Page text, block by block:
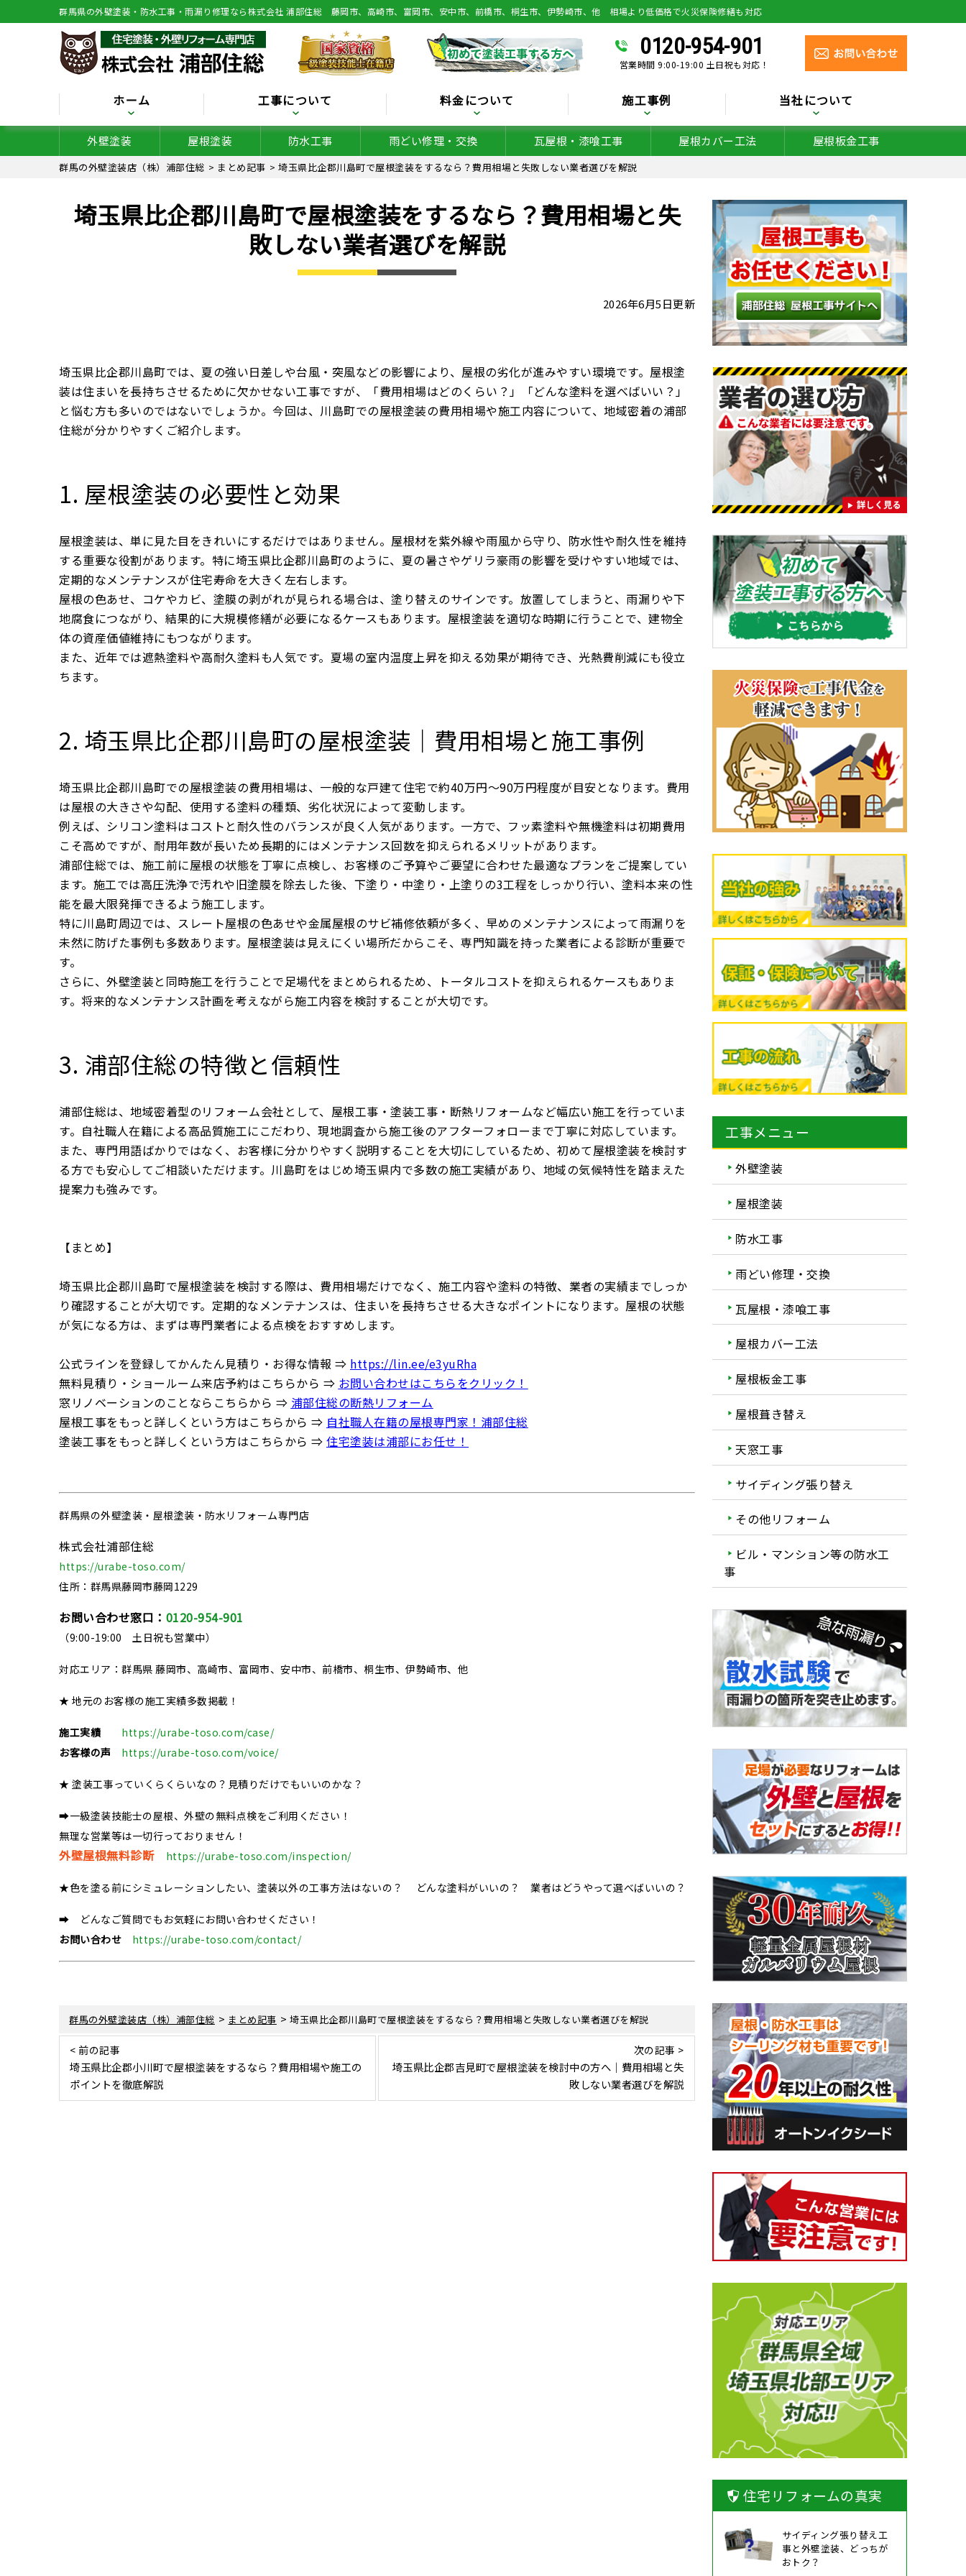
群馬県の外壁塗装・防水工事・雨漏り修理なら株式会社 浦部住総 藤岡市、高崎市、富岡市、安中市、前橋市、桐生市、伊勢崎市、他 相場より低価格で火災保険修繕も対応
0120-954-901
営業時間 9:00-19:00 土日祝も対応！
ホーム 工事について 料金について 施工事例 当社について
外壁塗装 屋根塗装 防水工事 雨どい修理・交換 瓦屋根・漆喰工事 屋根カバー工法 屋根板金工事
群馬の外壁塗装店（株）浦部住総 > まとめ記事 > 埼玉県比企郡川島町で屋根塗装をするなら？費用相場と失敗しない業者選びを解説
埼玉県比企郡川島町で屋根塗装をするなら？費用相場と失
敗しない業者選びを解説
2026年6月5日更新
埼玉県比企郡川島町では、夏の強い日差しや台風・突風などの影響により、屋根の劣化が進みやすい環境です。屋根塗
装は住まいを長持ちさせるために欠かせない工事ですが、「費用相場はどのくらい？」「どんな塗料を選べばいい？」
と悩む方も多いのではないでしょうか。今回は、川島町での屋根塗装の費用相場や施工内容について、地域密着の浦部
住総が分かりやすくご紹介します。
1. 屋根塗装の必要性と効果
屋根塗装は、単に見た目をきれいにするだけではありません。屋根材を紫外線や雨風から守り、防水性や耐久性を維持
する重要な役割があります。特に埼玉県比企郡川島町のように、夏の暑さやゲリラ豪雨の影響を受けやすい地域では、
定期的なメンテナンスが住宅寿命を大きく左右します。
屋根の色あせ、コケやカビ、塗膜の剥がれが見られる場合は、塗り替えのサインです。放置してしまうと、雨漏りや下
地腐食につながり、結果的に大規模修繕が必要になるケースもあります。屋根塗装を適切な時期に行うことで、建物全
体の資産価値維持にもつながります。
また、近年では遮熱塗料や高耐久塗料も人気です。夏場の室内温度上昇を抑える効果が期待でき、光熱費削減にも役立
ちます。
2. 埼玉県比企郡川島町の屋根塗装｜費用相場と施工事例
埼玉県比企郡川島町での屋根塗装の費用相場は、一般的な戸建て住宅で約40万円〜90万円程度が目安となります。費用
は屋根の大きさや勾配、使用する塗料の種類、劣化状況によって変動します。
例えば、シリコン塗料はコストと耐久性のバランスが良く人気があります。一方で、フッ素塗料や無機塗料は初期費用
こそ高めですが、耐用年数が長いため長期的にはメンテナンス回数を抑えられるメリットがあります。
浦部住総では、施工前に屋根の状態を丁寧に点検し、お客様のご予算やご要望に合わせた最適なプランをご提案してい
ます。施工では高圧洗浄で汚れや旧塗膜を除去した後、下塗り・中塗り・上塗りの3工程をしっかり行い、塗料本来の性
能を最大限発揮できるよう施工します。
特に川島町周辺では、スレート屋根の色あせや金属屋根のサビ補修依頼が多く、早めのメンテナンスによって雨漏りを
未然に防げた事例も多数あります。屋根塗装は見えにくい場所だからこそ、専門知識を持った業者による診断が重要で
す。
さらに、外壁塗装と同時施工を行うことで足場代をまとめられるため、トータルコストを抑えられるケースもありま
す。将来的なメンテナンス計画を考えながら施工内容を検討することが大切です。
3. 浦部住総の特徴と信頼性
浦部住総は、地域密着型のリフォーム会社として、屋根工事・塗装工事・断熱リフォームなど幅広い施工を行っていま
す。自社職人在籍による高品質施工にこだわり、現地調査から施工後のアフターフォローまで丁寧に対応しています。
また、専門用語ばかりではなく、お客様に分かりやすく説明することを大切にしているため、初めて屋根塗装を検討す
る方でも安心してご相談いただけます。川島町をはじめ埼玉県内で多数の施工実績があり、地域の気候特性を踏まえた
提案力も強みです。
【まとめ】
埼玉県比企郡川島町で屋根塗装を検討する際は、費用相場だけでなく、施工内容や塗料の特徴、業者の実績までしっか
り確認することが大切です。定期的なメンテナンスは、住まいを長持ちさせる大きなポイントになります。屋根の状態
が気になる方は、まずは専門業者による点検をおすすめします。
公式ラインを登録してかんたん見積り・お得な情報 ⇒ https://lin.ee/e3yuRha
無料見積り・ショールーム来店予約はこちらから ⇒ お問い合わせはこちらをクリック！
窓リノベーションのことならこちらから ⇒ 浦部住総の断熱リフォーム
屋根工事をもっと詳しくという方はこちらから ⇒ 自社職人在籍の屋根専門家！浦部住総
塗装工事をもっと詳しくという方はこちらから ⇒ 住宅塗装は浦部にお任せ！
群馬県の外壁塗装・屋根塗装・防水リフォーム専門店
株式会社浦部住総
https://urabe-toso.com/
住所：群馬県藤岡市藤岡1229
お問い合わせ窓口： 0120-954-901
（9:00-19:00 土日祝も営業中）
対応エリア：群馬県 藤岡市、高崎市、富岡市、安中市、前橋市、桐生市、伊勢崎市、他
★ 地元のお客様の施工実績多数掲載！
施工実績
https://urabe-toso.com/case/
お客様の声
https://urabe-toso.com/voice/
★ 塗装工事っていくらくらいなの？見積りだけでもいいのかな？
➡一級塗装技能士の屋根、外壁の無料点検をご利用ください！
無理な営業等は一切行っておりません！
外壁屋根無料診断 https://urabe-toso.com/inspection/
★色を塗る前にシミュレーションしたい、塗装以外の工事方法はないの？ どんな塗料がいいの？ 業者はどうやって選べばいいの？
➡ どんなご質問でもお気軽にお問い合わせください！
お問い合わせ
https://urabe-toso.com/contact/
群馬の外壁塗装店（株）浦部住総 > まとめ記事 >埼玉県比企郡川島町で屋根塗装をするなら？費用相場と失敗しない業者選びを解説
< 前の記事
埼玉県比企郡小川町で屋根塗装をするなら？費用相場や施工の
ポイントを徹底解説
次の記事 >
埼玉県比企郡吉見町で屋根塗装を検討中の方へ｜費用相場と失
敗しない業者選びを解説
工事メニュー
外壁塗装
屋根塗装
防水工事
雨どい修理・交換
瓦屋根・漆喰工事
屋根カバー工法
屋根板金工事
屋根葺き替え
天窓工事
サイディング張り替え
その他リフォーム
ビル・マンション等の防水工
事
住宅リフォームの真実
サイディング張り替え工
事と外壁塗装、どっちが
おトク？